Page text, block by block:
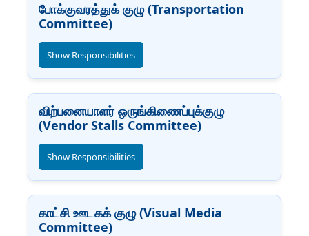
போக்குவரத்துக் குழு (Transportation
Committee)
Show Responsibilities
விற்பனையாளர் ஒருங்கிணைப்புக்குழு
(Vendor Stalls Committee)
Show Responsibilities
காட்சி ஊடகக் குழு (Visual Media
Committee)